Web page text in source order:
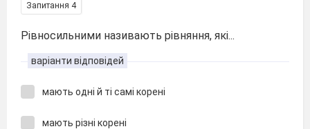
Запитання 4
Рівносильними називають рівняння, які...
варіанти відповідей
мають одні й ті самі корені
мають різні корені